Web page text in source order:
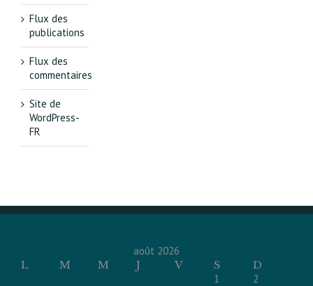
Flux des
publications
Flux des
commentaires
Site de
WordPress-
FR
août 2026
L
M M J V S
D
1
2